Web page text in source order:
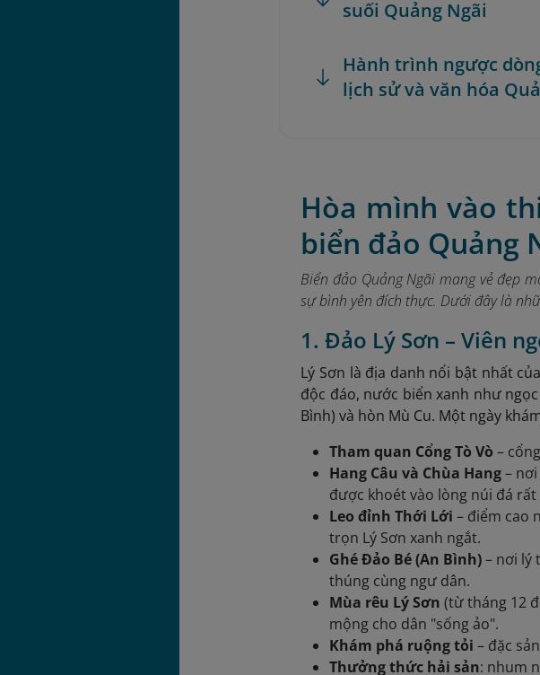
suối Quảng Ngãi
Hành trình ngược
lịch sử và văn hóa
Hòa mình vào
biển đảo Quảng
Biển đảo Quảng Ngãi mang vẻ đẹp
sự bình yên đích thực. Dưới đây là
1. Đảo Lý Sơn – Viên
Lý Sơn là địa danh nổi bật nhất
độc đáo, nước biển xanh như
Bình) và hòn Mù Cu. Một ngày
Tham quan Cổng Tò Vò –
Hang Câu và Chùa Hang–
được khoét vào lòng núi đá rất
Leo đỉnh Thới Lới – điểm cao
trọn Lý Sơn xanh ngắt.
Ghé Đảo Bé (An Bình)– nơi lý
thúng cùng ngư dân.
Mùa rêu Lý Sơn (từ tháng 12
mộng cho dân "sống ảo".
Khám phá ruộng tỏi – đặc
Thưởng thức hải sản: nhum